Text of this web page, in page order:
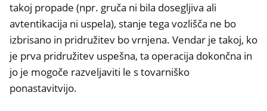
takoj propade (npr. gruča ni bila dosegljiva ali
avtentikacija ni uspela), stanje tega vozlišča ne bo
izbrisano in pridružitev bo vrnjena. Vendar je takoj, ko
je prva pridružitev uspešna, ta operacija dokončna in
jo je mogoče razveljaviti le s tovarniško
ponastavitvijo.